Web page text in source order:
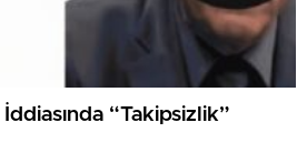
“Takipsizlik”